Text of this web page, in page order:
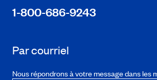
1-800-686-9243
Par courriel
Nous répondrons à votre message dans les